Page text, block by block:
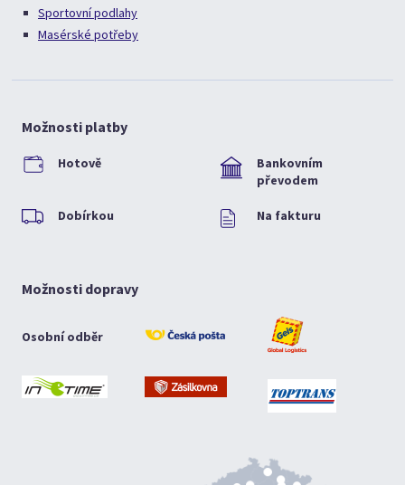
Sportovní podlahy
Masérské potřeby
Možnosti platby
Hotově
Bankovním
převodem
Dobírkou Na fakturu
Možnosti dopravy
Osobní odběr